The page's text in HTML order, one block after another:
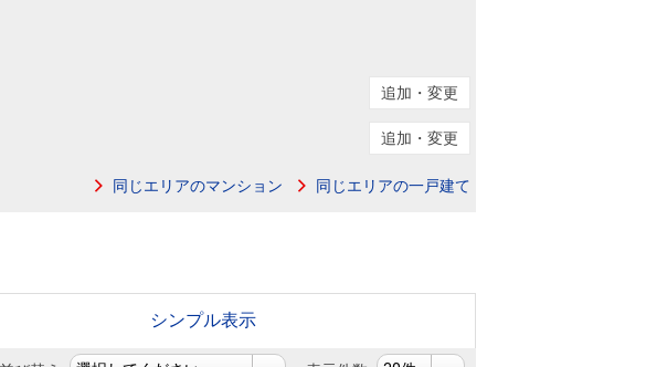
住まい1プラス（お役立ちコラム）
住まい1プラス（お役立ちコラム）
追加・変更
追加・変更
同じエリアのマンション 同じエリアの一戸建て
シンプル表示